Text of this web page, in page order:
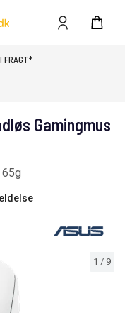
FRAGT*
1 / 9
Gamingmus
65g